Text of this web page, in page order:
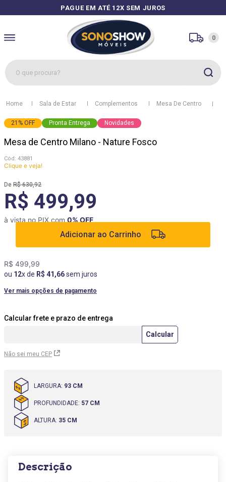
PAGUE EM ATÉ 12X SEM JUROS
0
O que procura?
Sala de Estar Complementos Mesa De Centro
21 % OFF Pronta Entrega Novidades
Mesa de Centro Milano - Nature Fosco
: 43881
Clique e veja!
R$ 630,92
R$ 499,99
à vista no PIX com 0% OFF
Adicionar ao Carrinho
R$ 499,99
ou 12x de R$ 41 ,66sem juros
Ver mais opções de pagamento
Não sei meu CEP
LARGURA: 93 CM
PROFUNDIDADE: 57 CM
ALTURA: 35 CM
Descrição
3º cozinhas
4 º sofá
5º apolo
6º mesa
7 º cozinha módulos
8º rack